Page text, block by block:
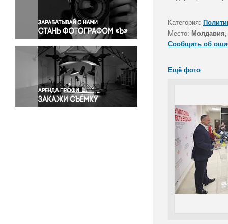
Правосудие
Происшествия и конфликты
Религия
Светская жизнь
Спорт
Экология
Экономика и бизнес
Категория:
Место:
Сообщить об
Ещё фото